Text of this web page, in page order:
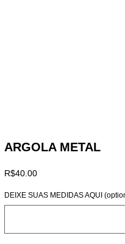
ARGOLA METAL
R$40.00Price
DEIXE SUAS MEDIDAS AQUI